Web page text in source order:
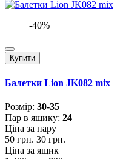
-40%
Купити
Балетки Lion JK082 mix
Розмiр: 30-35
Пар в ящику: 24
Ціна за пару
50 грн. 30 грн.
Ціна за ящик